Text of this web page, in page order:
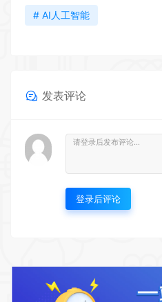
# AI人工智能
发表评论
登录后评论